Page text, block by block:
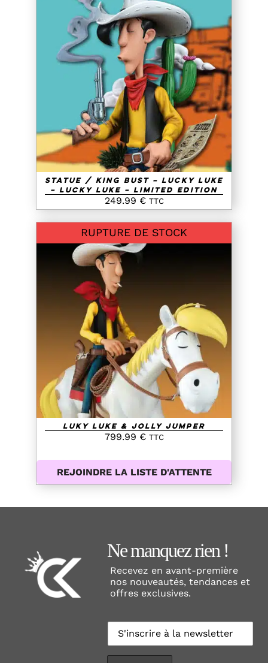
AJOUTER AU PANIER
/
Statue / King Bust – Lucky Luke
– Lucky Luke – Limited Edition
249.99 € TTC
RUPTURE DE STOCK
DETAILS
Luky Luke & Jolly Jumper
799.99 € TTC
REJOINDRE LA LISTE D'ATTENTE
Ne manquez rien !
Recevez en avant-première
nos nouveautés, tendances et
offres exclusives.